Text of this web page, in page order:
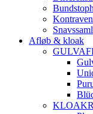
Afløb & kloak